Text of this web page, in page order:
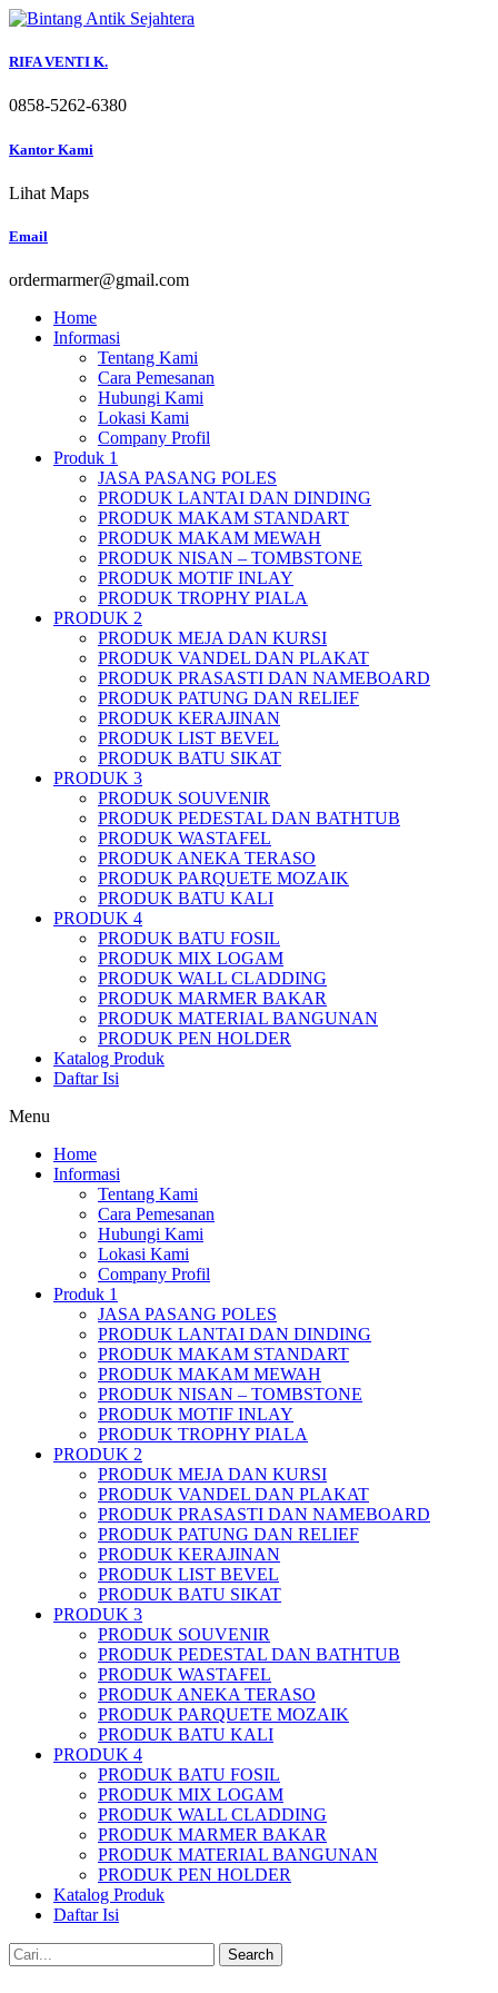
Skip
content
RIFA VENTI K.
0858-5262-6380
Kantor Kami
Lihat Maps
Email
ordermarmer@gmail.com
Home
Informasi
Tentang Kami
Cara Pemesanan
Hubungi Kami
Lokasi Kami
Company Profil
Produk 1
JASA PASANG POLES
PRODUK LANTAI DAN DINDING
PRODUK MAKAM STANDART
PRODUK MAKAM MEWAH
PRODUK NISAN – TOMBSTONE
PRODUK MOTIF INLAY
PRODUK TROPHY PIALA
PRODUK 2
PRODUK MEJA DAN KURSI
PRODUK VANDEL DAN PLAKAT
PRODUK PRASASTI DAN NAMEBOARD
PRODUK PATUNG DAN RELIEF
PRODUK KERAJINAN
PRODUK LIST BEVEL
PRODUK BATU SIKAT
PRODUK 3
PRODUK SOUVENIR
PRODUK PEDESTAL DAN BATHTUB
PRODUK WASTAFEL
PRODUK ANEKA TERASO
PRODUK PARQUETE MOZAIK
PRODUK BATU KALI
PRODUK 4
PRODUK BATU FOSIL
PRODUK MIX LOGAM
PRODUK WALL CLADDING
PRODUK MARMER BAKAR
PRODUK MATERIAL BANGUNAN
PRODUK PEN HOLDER
Katalog Produk
Daftar Isi
Menu
Home
Informasi
Tentang Kami
Cara Pemesanan
Hubungi Kami
Lokasi Kami
Company Profil
Produk 1
JASA PASANG POLES
PRODUK LANTAI DAN DINDING
PRODUK MAKAM STANDART
PRODUK MAKAM MEWAH
PRODUK NISAN – TOMBSTONE
PRODUK MOTIF INLAY
PRODUK TROPHY PIALA
PRODUK 2
PRODUK MEJA DAN KURSI
PRODUK VANDEL DAN PLAKAT
PRODUK PRASASTI DAN NAMEBOARD
PRODUK PATUNG DAN RELIEF
PRODUK KERAJINAN
PRODUK LIST BEVEL
PRODUK BATU SIKAT
PRODUK 3
PRODUK SOUVENIR
PRODUK PEDESTAL DAN BATHTUB
PRODUK WASTAFEL
PRODUK ANEKA TERASO
PRODUK PARQUETE MOZAIK
PRODUK BATU KALI
PRODUK 4
PRODUK BATU FOSIL
PRODUK MIX LOGAM
PRODUK WALL CLADDING
PRODUK MARMER BAKAR
PRODUK MATERIAL BANGUNAN
PRODUK PEN HOLDER
Katalog Produk
Daftar Isi
Search